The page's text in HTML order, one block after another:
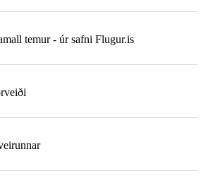
temur - úr safni Flugur.is